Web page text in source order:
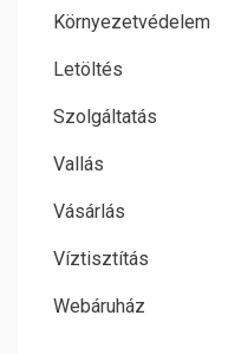
Környezetvédelem
Letöltés
Szolgáltatás
Vallás
Vásárlás
Víztisztítás
Webáruház